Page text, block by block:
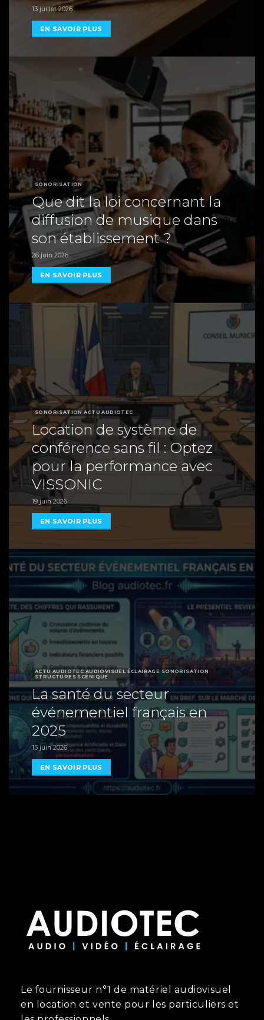
13 juillet 2026
EN SAVOIR PLUS
SONORISATION
Que dit la loi concernant la
diffusion de musique dans
son établissement ?
26 juin 2026
EN SAVOIR PLUS
SONORISATION ACTU AUDIOTEC
Location de système de
conférence sans fil : Optez
pour la performance avec
VISSONIC
19 juin 2026
EN SAVOIR PLUS
ACTU AUDIOTEC AUDIOVISUEL ÉCLAIRAGE SONORISATION
STRUCTURES SCÉNIQUE
La santé du secteur
événementiel français en
2025
15 juin 2026
EN SAVOIR PLUS
Le fournisseur n°1 de matériel audiovisuel
en location et vente pour les particuliers et